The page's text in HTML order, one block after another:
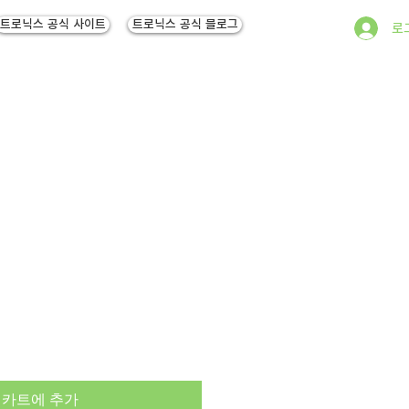
트로닉스 공식 사이트 트로닉스 공식 블로그 로
카트에 추가